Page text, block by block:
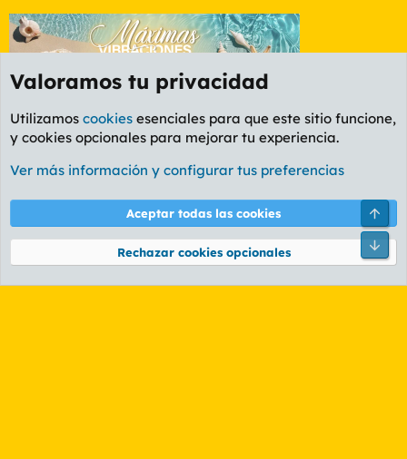
Etiquetas
Cookies
PL OLDSTYLE AMARILLO
Términos y reglas Política de privacidad Ayuda
Community platform by XenForo® © 2010-2026 XenForo Ltd.
Valoramos tu privacidad
Utilizamos cookies esenciales para que este sitio funcione,
y cookies opcionales para mejorar tu experiencia.
Ver más información y configurar tus preferencias
Aceptar todas las cookies
Rechazar cookies opcionales
Pie